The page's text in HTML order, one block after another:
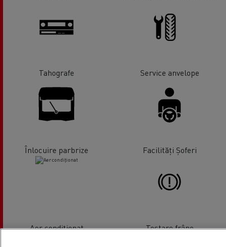
Tahografe Service anvelope
Înlocuire parbrize Facilități Șoferi
Aer condiționat Testare frâne